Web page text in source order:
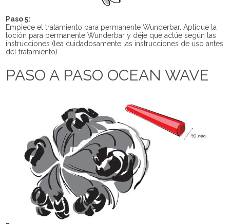
Paso 5:
Empiece el tratamiento para permanente Wunderbar. Aplique la
loción para permanente Wunderbar y déje que actúe según las
instrucciones (lea cuidadosamente las instrucciones de uso antes
del tratamiento).
PASO A PASO OCEAN WAVE